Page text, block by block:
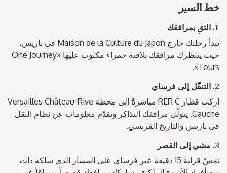
خط السير
1. التقِ بمرافقك
تبدأ رحلتك خارج Maison de la Culture du Japon في باريس،
حيث ينتظرك مرافقك بلافتة حمراء مكتوب عليها «One Journey
Tours».
2. التنقّل إلى فرساي
اركب قطار RER C مباشرةً إلى محطة Versailles Château-Rive
Gauche. يتولّى مرافقك التذاكر ويقدّم معلومات عن نظام النقل
في باريس والتاريخ الفرنسي.
3. مشي إلى القصر
تمشّ قرابة 15 دقيقة عبر فرساي على المسار الذي سلكه ذات